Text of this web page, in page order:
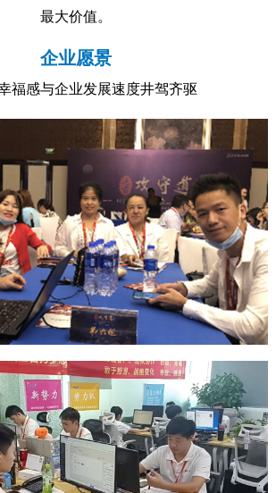
最大价值。
企业愿景
福感与企业发展速度井驾齐驱